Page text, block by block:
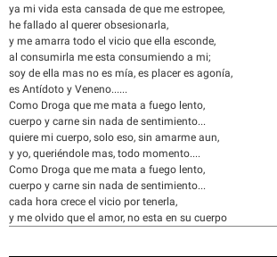
ya mi vida esta cansada de que me estropee,
he fallado al querer obsesionarla,
y me amarra todo el vicio que ella esconde,
al consumirla me esta consumiendo a mi;
soy de ella mas no es mía, es placer es agonía,
es Antídoto y Veneno......
Como Droga que me mata a fuego lento,
cuerpo y carne sin nada de sentimiento...
quiere mi cuerpo, solo eso, sin amarme aun,
y yo, queriéndole mas, todo momento....
Como Droga que me mata a fuego lento,
cuerpo y carne sin nada de sentimiento...
cada hora crece el vicio por tenerla,
y me olvido que el amor, no esta en su cuerpo